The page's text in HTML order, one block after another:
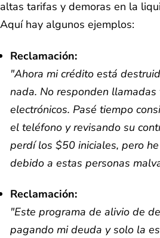
altas tarifas y demoras en la
Aquí hay algunos ejemplos:
Reclamación:
"Ahora mi crédito está
nada. No responden
electrónicos. Pasé tiempo
el teléfono y revisando su
perdí los $50 iniciales, pero
debido a estas personas
Reclamación:
"Este programa de alivio de
pagando mi deuda y solo la